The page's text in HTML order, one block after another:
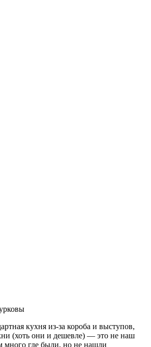
кухня из-за короба и выступов,
(хоть они и дешевле) — это не наш
где были, но не нашли